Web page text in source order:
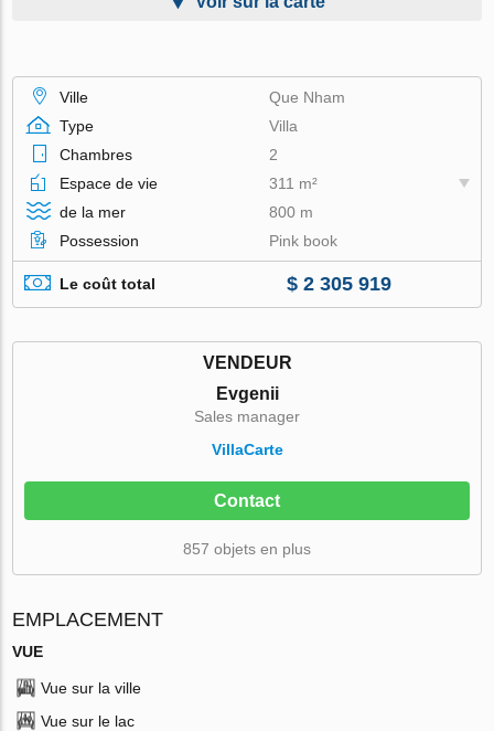
Ville
Que Nham
Type
Villa
Chambres
2
Espace de vie
311 m²
de la mer
800 m
Possession
Pink book
Le coût total $ 2 305 919
VENDEUR
Evgenii
Sales manager
VillaСarte
Contact
857 objets en plus
EMPLACEMENT
VUE
Vue sur la ville
Vue sur le lac